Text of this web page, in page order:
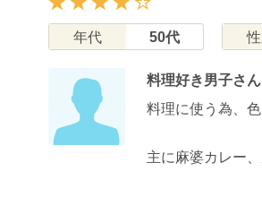
年代 50代 性
料理好き男子さん
料理に使う為、
主に麻婆カレー